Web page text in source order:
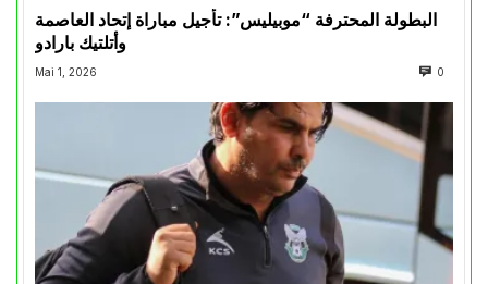
البطولة المحترفة “موبيليس”: تأجيل مباراة إتحاد العاصمة
وأتلتيك بارادو
Mai 1, 2026 0